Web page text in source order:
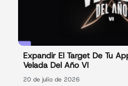
Expandir El Target De Tu
Velada Del Año VI
20 de julio de 2026